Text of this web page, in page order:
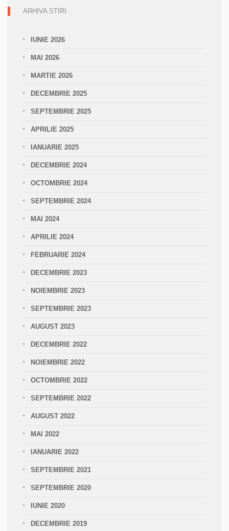
ARHIVA STIRI
IUNIE 2026
MAI 2026
MARTIE 2026
DECEMBRIE 2025
SEPTEMBRIE 2025
APRILIE 2025
IANUARIE 2025
DECEMBRIE 2024
OCTOMBRIE 2024
SEPTEMBRIE 2024
MAI 2024
APRILIE 2024
FEBRUARIE 2024
DECEMBRIE 2023
NOIEMBRIE 2023
SEPTEMBRIE 2023
AUGUST 2023
DECEMBRIE 2022
NOIEMBRIE 2022
OCTOMBRIE 2022
SEPTEMBRIE 2022
AUGUST 2022
MAI 2022
IANUARIE 2022
SEPTEMBRIE 2021
SEPTEMBRIE 2020
IUNIE 2020
DECEMBRIE 2019